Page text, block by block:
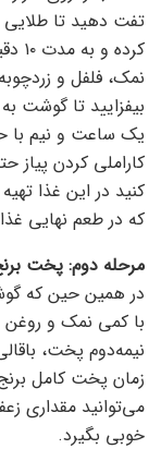
تفت دهید تا
نمک، فلفل و
بیفزایید تا گوشت
یک ساعت و نیم با
کاراملی کردن پیاز
کنید در این غذا
که در طعم نهایی
مرحله دوم: پخت
در همین حین که
با کمی نمک و روغن
نیمه‌دوم پخت،
زمان پخت کامل
می‌توانید مقداری
خوبی بگیرد.